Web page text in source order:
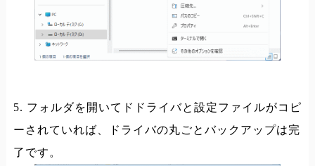
5. フォルダを開いてドドライバと設定ファイルがコピ
ーされていれば、ドライバの丸ごとバックアップは完
了です。